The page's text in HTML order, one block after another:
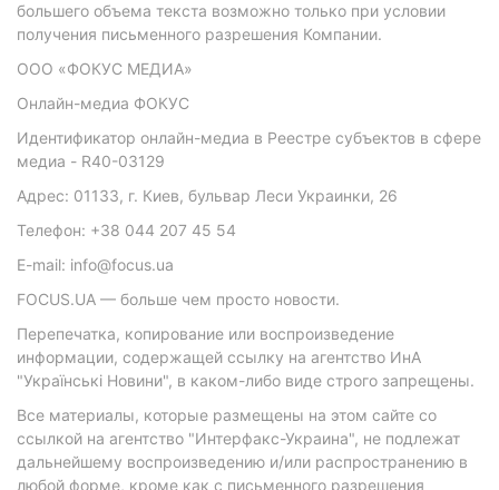
большего объема текста возможно только при условии
получения письменного разрешения Компании.
ООО «ФОКУС МЕДИА»
Онлайн-медиа ФОКУС
Идентификатор онлайн-медиа в Реестре субъектов в сфере
медиа - R40-03129
Адрес: 01133, г. Киев, бульвар Леси Украинки, 26
Телефон: +38 044 207 45 54
E-mail: info@focus.ua
FOCUS.UA — больше чем просто новости.
Перепечатка, копирование или воспроизведение
информации, содержащей ссылку на агентство ИнА
"Українські Новини", в каком-либо виде строго запрещены.
Все материалы, которые размещены на этом сайте со
ссылкой на агентство "Интерфакс-Украина", не подлежат
дальнейшему воспроизведению и/или распространению в
любой форме, кроме как с письменного разрешения